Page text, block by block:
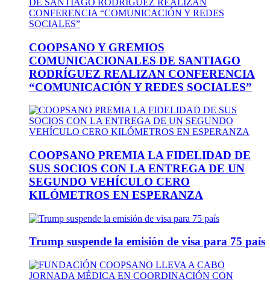
COOPSANO Y GREMIOS
COMUNICACIONALES DE SANTIAGO
RODRÍGUEZ REALIZAN CONFERENCIA
“COMUNICACIÓN Y REDES SOCIALES”
COOPSANO PREMIA LA FIDELIDAD DE
SUS SOCIOS CON LA ENTREGA DE UN
SEGUNDO VEHÍCULO CERO
KILÓMETROS EN ESPERANZA
Trump suspende la emisión de visa para 75 país